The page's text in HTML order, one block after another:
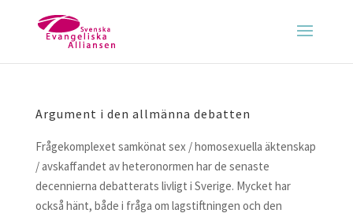
Argument i den allmänna debatten
Frågekomplexet samkönat sex / homosexuella äktenskap
/ avskaffandet av heteronormen har de senaste
decennierna debatterats livligt i Sverige. Mycket har
också hänt, både i fråga om lagstiftningen och den